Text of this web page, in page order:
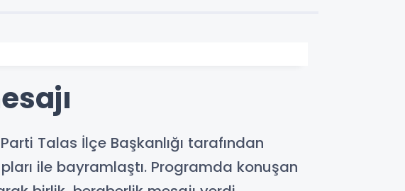
Talas İlçe Başkanlığı tarafından
ile bayramlaştı. Programda konuşan